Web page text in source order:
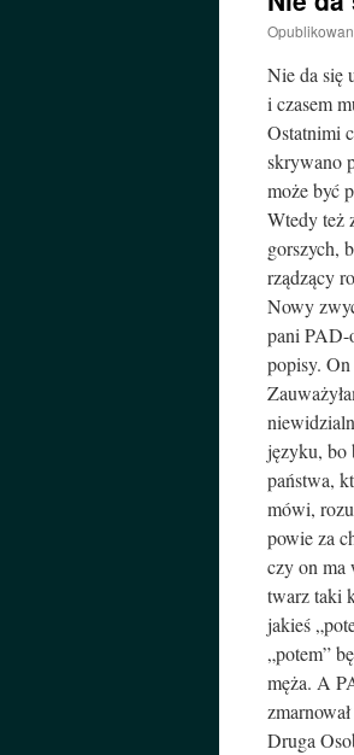
Nie da się
i czasem
Ostatnimi
skrywano
może być
Wtedy też
gorszych,
rządzący
Nowy
pani PAD-
popisy. On
języku, bo
państwa,
mówi,
powie za
czy on ma
twarz taki
jakieś
„potem”
męża. A
Druga